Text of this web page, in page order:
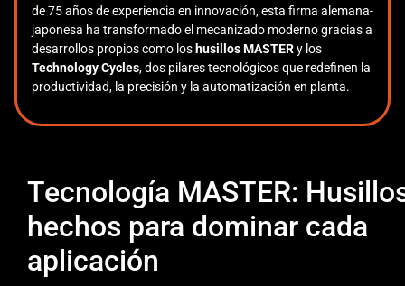
de 75 años de experiencia en innovación, esta firma alemana-
japonesa ha transformado el mecanizado moderno gracias a
desarrollos propios como los husillos MASTERy los
Technology Cycles, dos pilares tecnológicos que redefinen la
productividad, la precisión y la automatización en planta.
Tecnología MASTER:
hechos para dominar cada
aplicación